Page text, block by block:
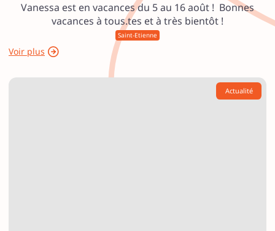
Vanessa est en vacances du 5 au 16 août ! Bonnes
vacances à tous.tes et à très bientôt !
Saint-Etienne
Voir plus
Actualité